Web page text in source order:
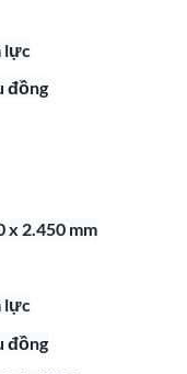
lực
đồng
x 2.450 mm
lực
đồng